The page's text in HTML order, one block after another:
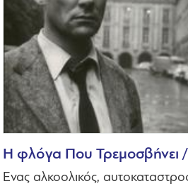
H φλόγα Που Τρεμοσβήνει
Ενας αλκοολικός,